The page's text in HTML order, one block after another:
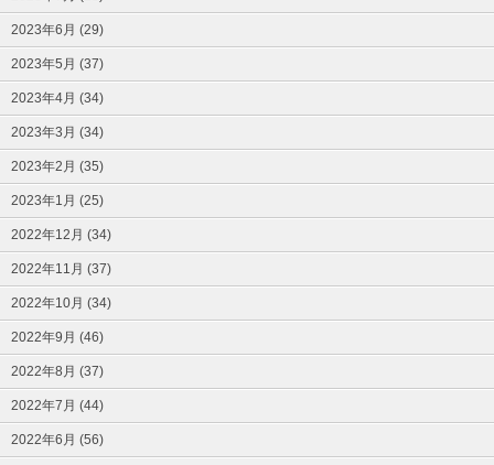
2023年6月 (29)
2023年5月 (37)
2023年4月 (34)
2023年3月 (34)
2023年2月 (35)
2023年1月 (25)
2022年12月 (34)
2022年11月 (37)
2022年10月 (34)
2022年9月 (46)
2022年8月 (37)
2022年7月 (44)
2022年6月 (56)